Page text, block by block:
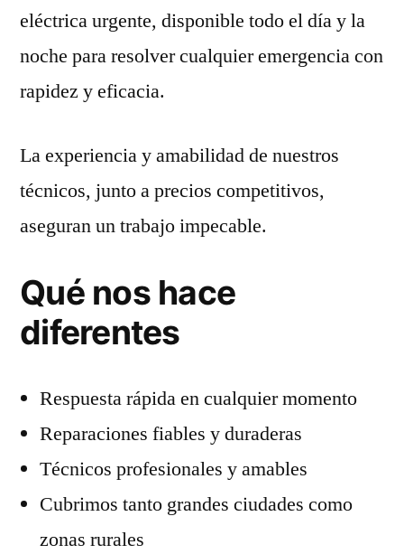
eléctrica urgente, disponible todo el día y la
noche para resolver cualquier emergencia con
rapidez y eficacia.
La experiencia y amabilidad de nuestros
técnicos, junto a precios competitivos,
aseguran un trabajo impecable.
Qué nos hace
diferentes
Respuesta rápida en cualquier momento
Reparaciones fiables y duraderas
Técnicos profesionales y amables
Cubrimos tanto grandes ciudades como
zonas rurales